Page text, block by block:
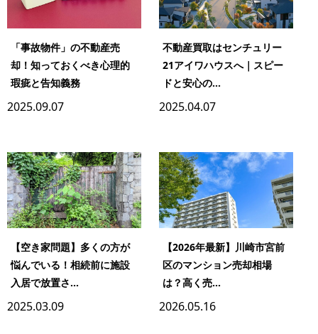
「事故物件」の不動産売
却！知っておくべき心理的
瑕疵と告知義務
2025.09.07
不動産買取はセンチュリー
21アイワハウスへ｜スピー
ドと安心の...
2025.04.07
【空き家問題】多くの方が
悩んでいる！相続前に施設
入居で放置さ...
2025.03.09
【2026年最新】川崎市宮前
区のマンション売却相場
は？高く売...
2026.05.16